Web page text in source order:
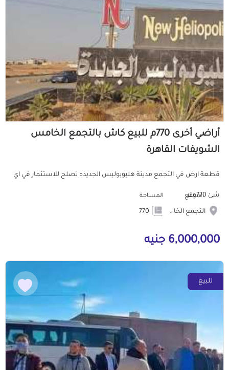
أراضي أخرى 770م للبيع كاش بالتجمع الخامس
الشويفات القاهرة
قطعة ارض في التجمع مدينة هليوبوليس الجديده تصلح للاستثمار في اي
شئ 770متر الموقع
التجمع الخامس الشويفات
المساحة
6,000,000 جنيه
للبيع